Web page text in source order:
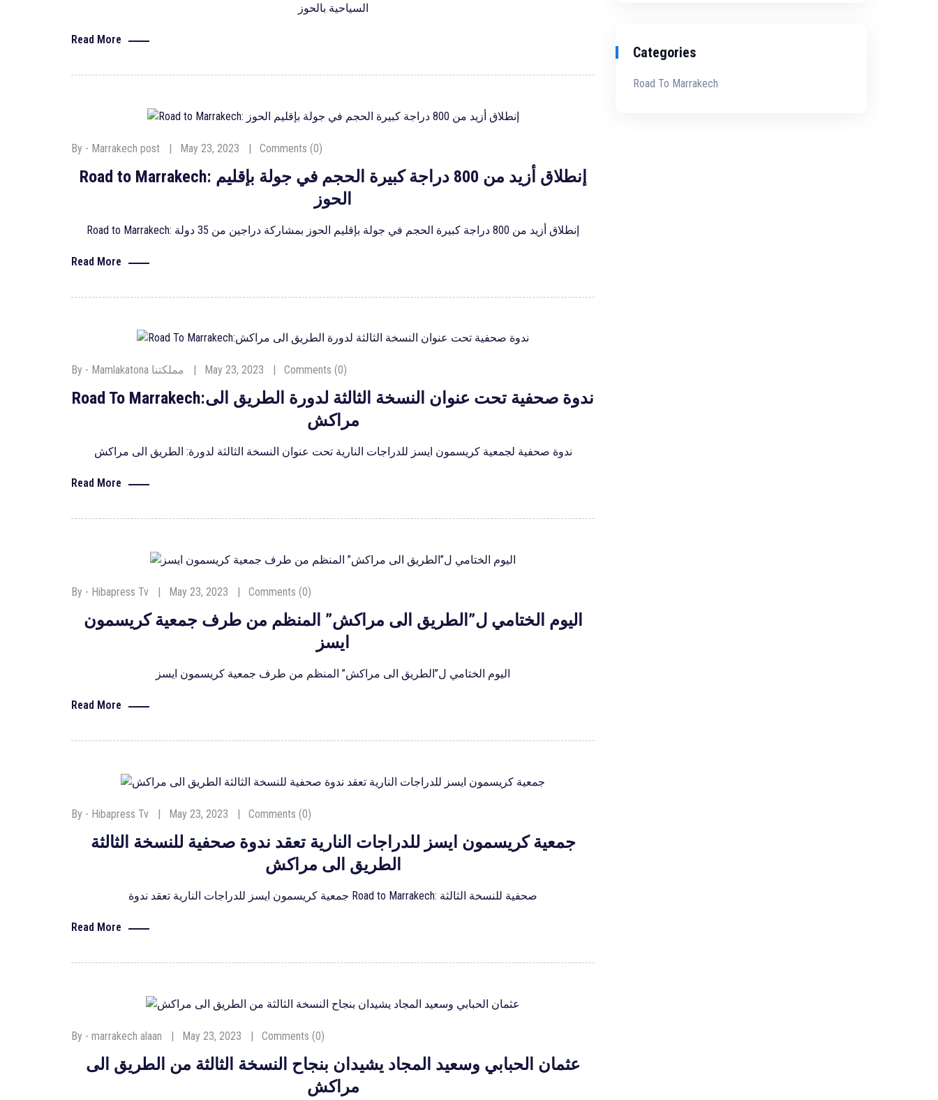
السياحية بالحوز
Read More
By - Marrakech post May 23, 2023 Comments (0)
Road to Marrakech: إنطلاق أزيد من 800 دراجة كبيرة الحجم في جولة بإقليم
الحوز
Road to Marrakech: إنطلاق أزيد من 800 دراجة كبيرة الحجم في جولة بإقليم الحوز بمشاركة دراجين من 35 دولة
Read More
By - Mamlakatona مملكتنا May 23, 2023 Comments (0)
Road To Marrakech:ندوة صحفية تحت عنوان النسخة الثالثة لدورة الطريق الى
مراكش
ندوة صحفية لجمعية كريسمون ايسز للدراجات النارية تحت عنوان النسخة الثالثة لدورة: الطريق الى مراكش
Read More
By - Hibapress Tv May 23, 2023 Comments (0)
اليوم الختامي ل”الطريق الى مراكش” المنظم من طرف جمعية كريسمون
ايسز
اليوم الختامي ل”الطريق الى مراكش” المنظم من طرف جمعية كريسمون ايسز
Read More
By - Hibapress Tv May 23, 2023 Comments (0)
جمعية كريسمون ايسز للدراجات النارية تعقد ندوة صحفية للنسخة الثالثة
الطريق الى مراكش
جمعية كريسمون ايسز للدراجات النارية تعقد ندوة Road to Marrakech: صحفية للنسخة الثالثة
Read More
By - marrakech alaan May 23, 2023 Comments (0)
عثمان الحبابي وسعيد المجاد يشيدان بنجاح النسخة الثالثة من الطريق الى
مراكش
Categories
Road To Marrakech